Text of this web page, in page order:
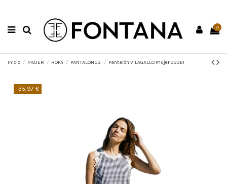
0
Inicio MUJER ROPA PANTALONES Pantalón VILAGALLO mujer 33361
-35,97 €